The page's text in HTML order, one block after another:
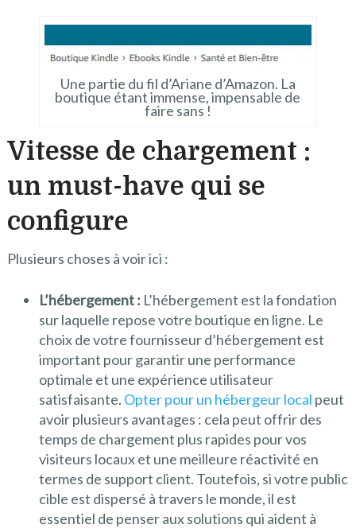
Une partie du fil d’Ariane d’Amazon. La
boutique étant immense, impensable de
faire sans !
Vitesse de chargement :
un must-have qui se
configure
Plusieurs choses à voir ici :
L’hébergement : L’hébergement est la fondation
sur laquelle repose votre boutique en ligne. Le
choix de votre fournisseur d’hébergement est
important pour garantir une performance
optimale et une expérience utilisateur
satisfaisante. Opter pour un hébergeur local peut
avoir plusieurs avantages : cela peut offrir des
temps de chargement plus rapides pour vos
visiteurs locaux et une meilleure réactivité en
termes de support client. Toutefois, si votre public
cible est dispersé à travers le monde, il est
essentiel de penser aux solutions qui aident à